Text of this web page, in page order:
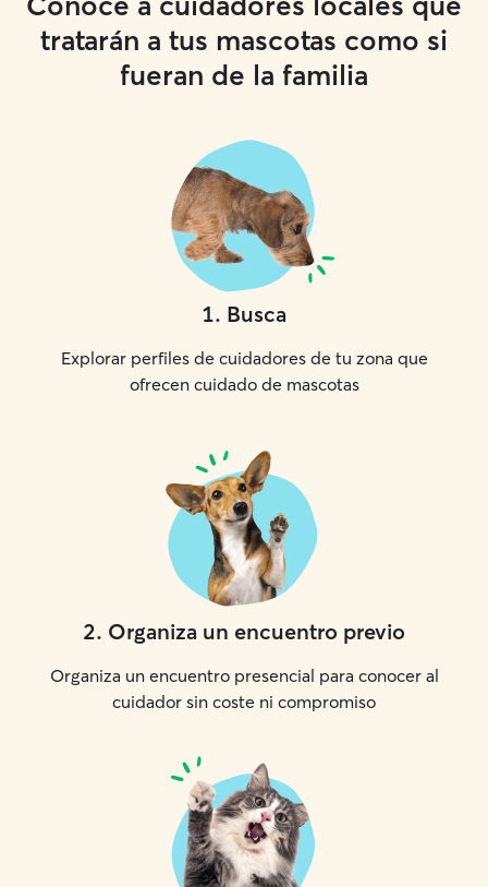
tratarán a tus mascotas como si
fueran de la familia
1. Busca
Explorar perfiles de cuidadores de tu zona que
ofrecen cuidado de mascotas
2. Organiza un encuentro previo
Organiza un encuentro presencial para conocer al
cuidador sin coste ni compromiso